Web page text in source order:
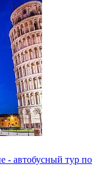
- автобусный тур по